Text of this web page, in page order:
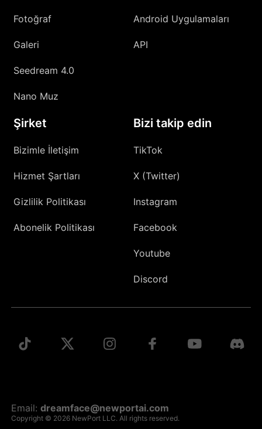
Fotoğraf
Galeri
Seedream 4.0
Nano Muz
Android Uygulamaları
API
Şirket
Bizimle İletişim
Hizmet Şartları
Gizlilik Politikası
Abonelik Politikası
Bizi takip edin
TikTok
X (Twitter)
Instagram
Facebook
Youtube
Discord
Email:dreamface@newportai.com
Copyright © 2026 NewPort LLC. All rights reserved.